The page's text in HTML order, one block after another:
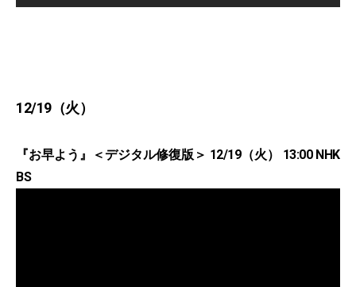
12/19（火）
『お早よう』＜デジタル修復版＞ 12/19（火） 13:00 NHK
BS